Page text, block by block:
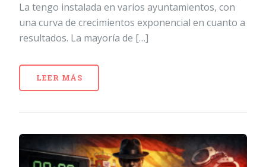
La tengo instalada en varios ayuntamientos, con
una curva de crecimientos exponencial en cuanto a
resultados. La mayoría de […]
LEER MÁS